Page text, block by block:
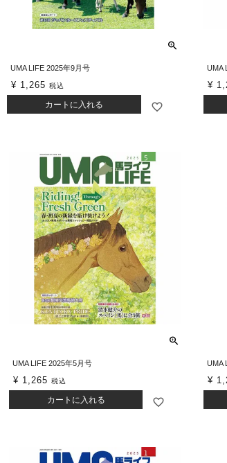
UMA LIFE 2025年9月号
¥ 1,265 税込
カートに入れる
UMA
¥
UMA LIFE 2025年5月号
¥ 1,265 税込
カートに入れる
UMA
¥